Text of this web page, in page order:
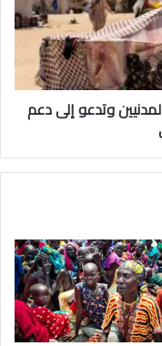
وتدعو إلى دعم